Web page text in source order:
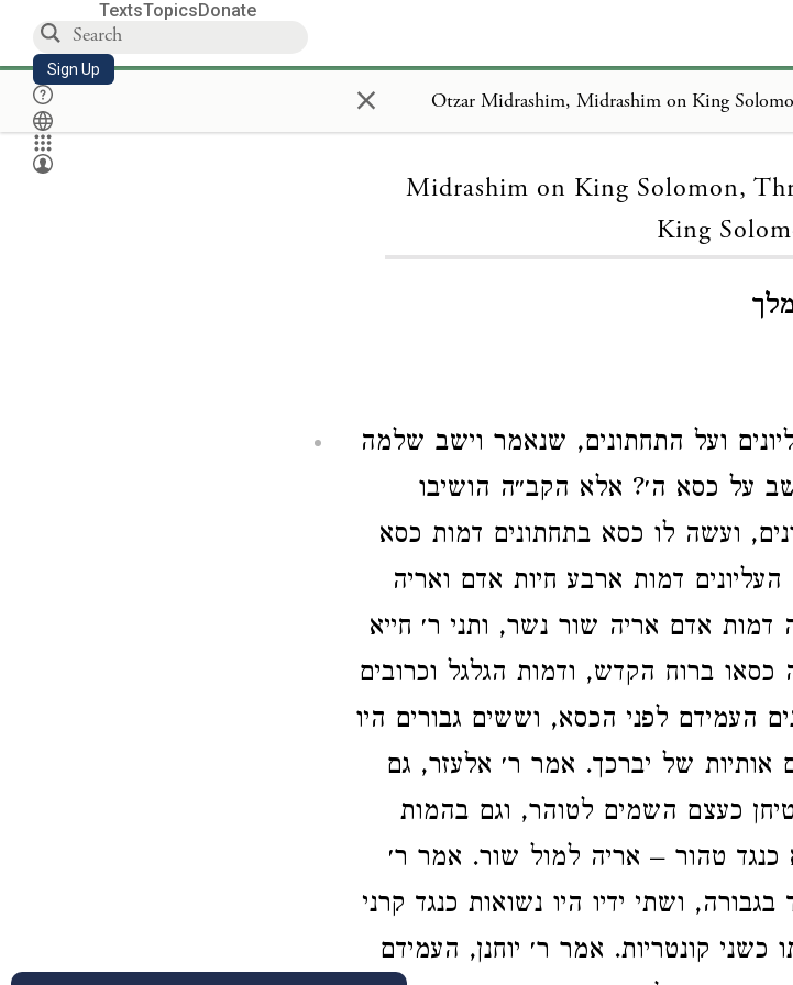
TextsTopicsDonate
Sign Up ×
Midrashim on King Solomon,
King
ועל התחתונים, שנאמר וישב שלמה
על כסא ה׳? אלא הקב״ה הושיבו
ועשה לו כסא בתחתונים דמות כסא
דמות ארבע חיות אדם ואריה
אדם אריה שור נשר, ותני ר׳ חייא
ברוח הקדש, ודמות הגלגל וכרובים
העמידם לפני הכסא, וששים גבורים היו
של יברכך. אמר ר׳ אלעזר, גם
כעצם השמים לטוהר, וגם בהמות
כנגד טהור – אריה למול שור. אמר ר׳
ושתי ידיו היו נשואות כנגד קרני
כשני קונטריות. אמר ר׳ יוחנן, העמידם